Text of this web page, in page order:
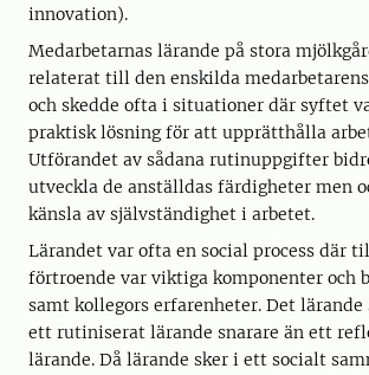
innovation).
Medarbetarnas lärande på stora
relaterat till den enskilda
och skedde ofta i situationer där syftet
praktisk lösning för att upprätthålla
Utförandet av sådana rutinuppgifter
utveckla de anställdas färdigheter men
känsla av självständighet i arbetet.
Lärandet var ofta en social process där
förtroende var viktiga komponenter och
samt kollegors erfarenheter. Det lärande
ett rutiniserat lärande snarare än ett
lärande. Då lärande sker i ett socialt